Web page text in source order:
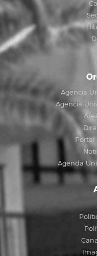
Agencia
Agencia
Portal
Agenda